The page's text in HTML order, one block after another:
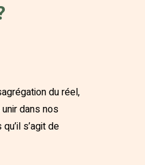
du réel,
dans nos
s’agit de